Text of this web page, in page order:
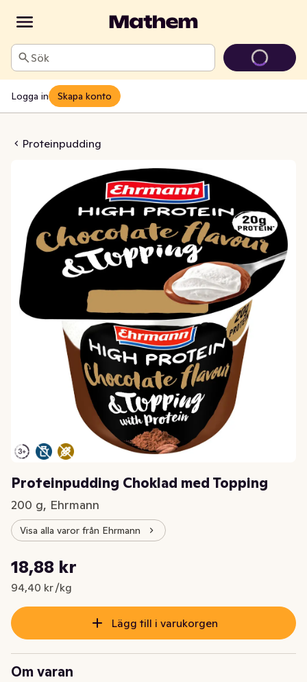
Sök
Logga in Skapa konto
Proteinpudding
med Topping
Proteinpudding Choklad med Topping
200 g, Ehrmann
Visa alla varor från Ehrmann
Nuvarande pris är: 18,88 kr
18,88 kr
94,40 kr /kg
Styckpris: 94,40 kr /kg
Lägg till i varukorgen
Om varan